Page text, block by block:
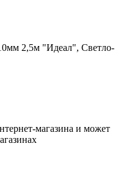
2,5м "Идеал", Светло-
магазина и может